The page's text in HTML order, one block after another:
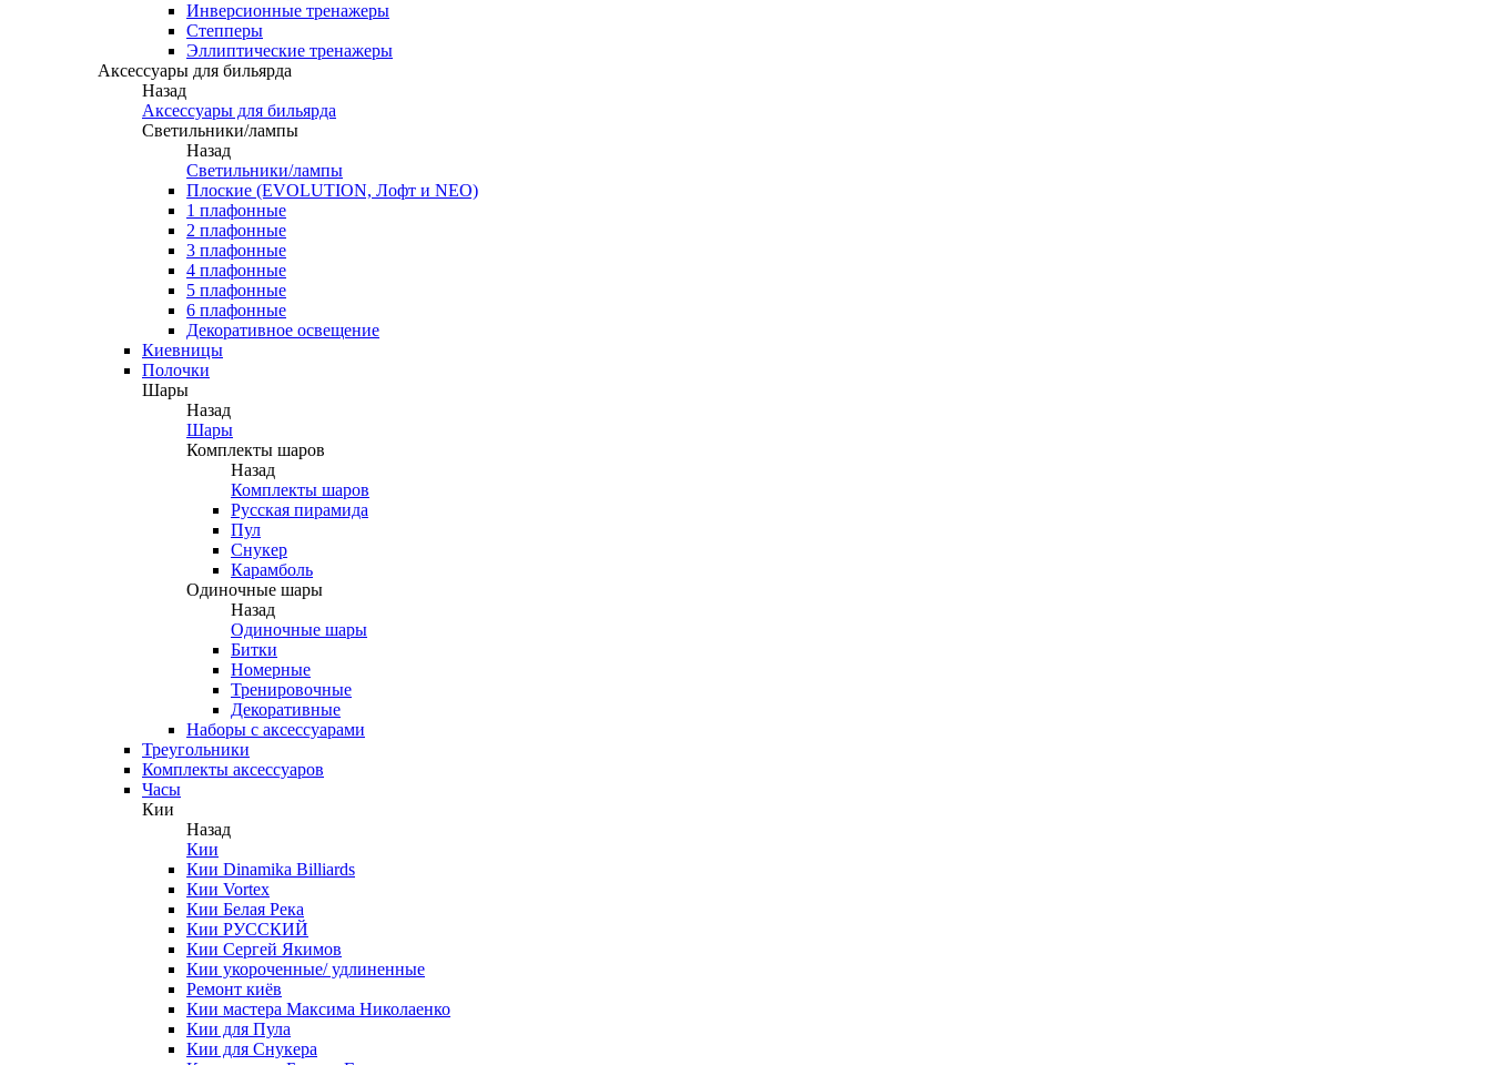
Инверсионные тренажеры
Степперы
Эллиптические тренажеры
Аксессуары для бильярда
Назад
Аксессуары для бильярда
Светильники/лампы
Назад
Светильники/лампы
Плоские (EVOLUTION, Лофт и NEO)
1 плафонные
2 плафонные
3 плафонные
4 плафонные
5 плафонные
6 плафонные
Декоративное освещение
Киевницы
Полочки
Шары
Назад
Шары
Комплекты шаров
Назад
Комплекты шаров
Русская пирамида
Пул
Снукер
Карамболь
Одиночные шары
Назад
Одиночные шары
Битки
Номерные
Тренировочные
Декоративные
Наборы с аксессуарами
Треугольники
Комплекты аксессуаров
Часы
Кии
Назад
Кии
Кии Dinamika Billiards
Кии Vortex
Кии Белая Река
Кии РУССКИЙ
Кии Сергей Якимов
Кии укороченные/ удлиненные
Ремонт киёв
Кии мастера Максима Николаенко
Кии для Пула
Кии для Снукера